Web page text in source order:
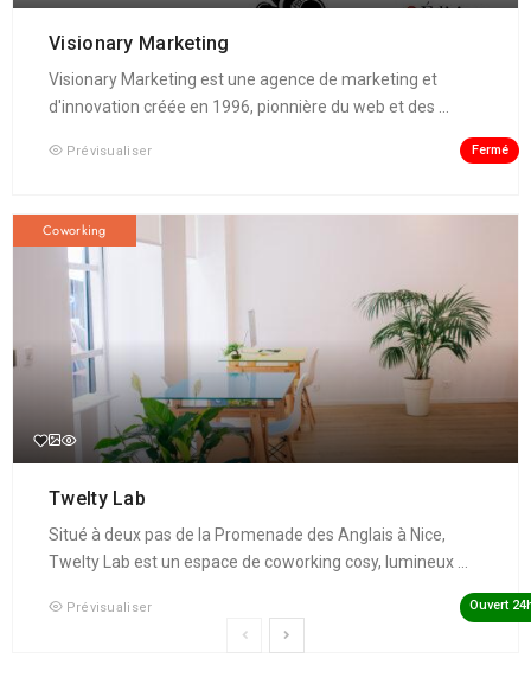
Visionary Marketing
Visionary Marketing est une agence de marketing et
d'innovation créée en 1996, pionnière du web et des ...
Prévisualiser Fermé
Coworking
Twelty Lab
Situé à deux pas de la Promenade des Anglais à Nice,
Twelty Lab est un espace de coworking cosy, lumineux ...
Prévisualiser Ouvert